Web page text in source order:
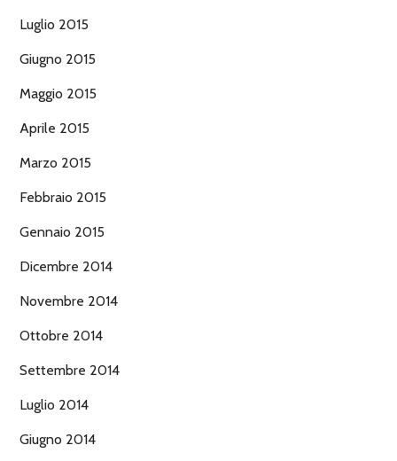
Luglio 2015
Giugno 2015
Maggio 2015
Aprile 2015
Marzo 2015
Febbraio 2015
Gennaio 2015
Dicembre 2014
Novembre 2014
Ottobre 2014
Settembre 2014
Luglio 2014
Giugno 2014